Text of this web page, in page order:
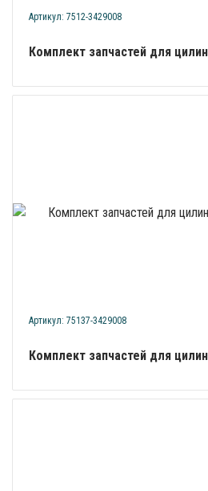
Артикул: 7512-3429008
Комплект запчастей для
Артикул: 75137-3429008
Комплект запчастей для